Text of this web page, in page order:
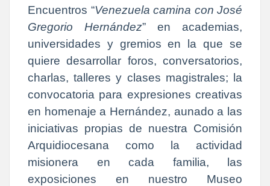
Encuentros “Venezuela camina con José
Gregorio Hernández” en academias,
universidades y gremios en la que se
quiere desarrollar foros, conversatorios,
charlas, talleres y clases magistrales; la
convocatoria para expresiones creativas
en homenaje a Hernández, aunado a las
iniciativas propias de nuestra Comisión
Arquidiocesana como la actividad
misionera en cada familia, las
exposiciones en nuestro Museo